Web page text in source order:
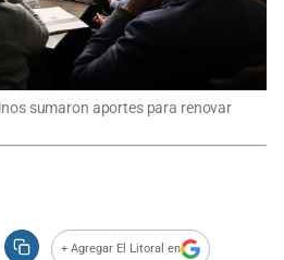
sumaron aportes para renovar
+ Agregar El Litoral en